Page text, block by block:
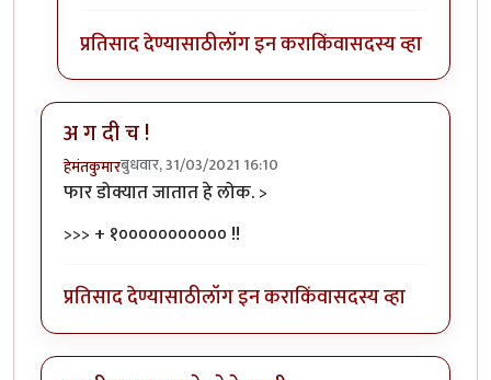
प्रतिसाद देण्यासाठीलॉग इन कराकिंवासदस्य व्हा
अ ग दी च !
हेमंतकुमारबुधवार, 31/03/2021 16:10
फार डोक्यात जातात हे लोक. >
>>> + १००००००००००० !!
प्रतिसाद देण्यासाठीलॉग इन कराकिंवासदस्य व्हा